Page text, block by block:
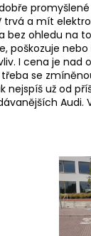
trvá a mít
bez ohledu na
poškozuje
I cena je nad
se
nejspíš už od
Audi.